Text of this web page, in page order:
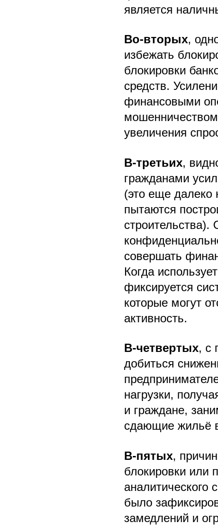
является
Во-вторых,
избежать
блокировки
средств.
финансовыми
увеличения
В-третьих,
гражданами
(это еще далеко
пытаются
совершать
Когда
фиксируется
которые могут
активность.
В-четвертых, с
добиться
нагрузки,
и граждане,
сдающие жильё
В-пятых,
блокировки или
аналитического
было
замедлений и